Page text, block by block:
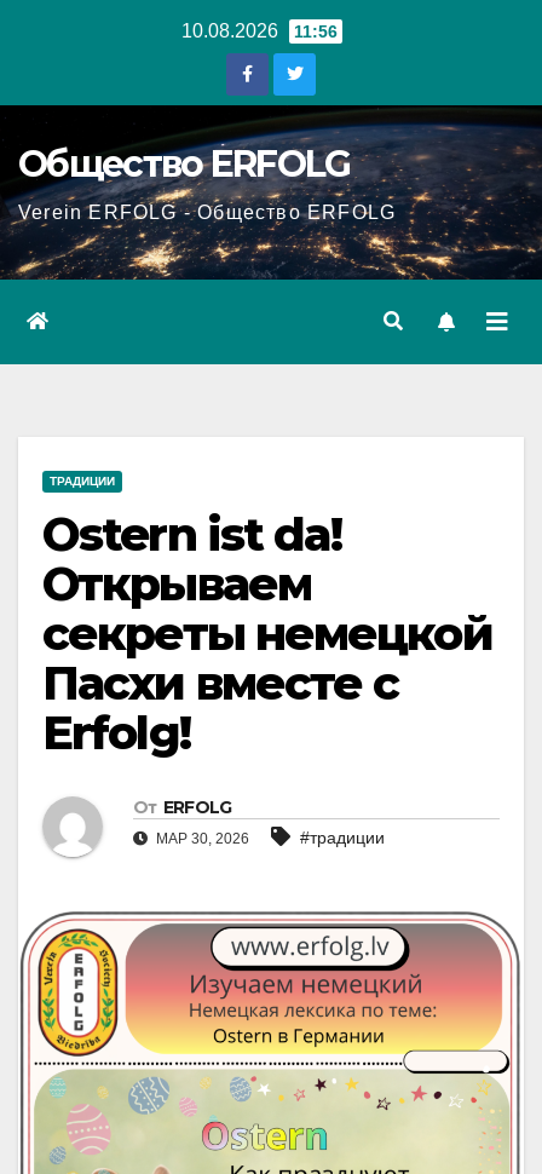
10.08.2026 11:56
Общество ERFOLG
Verein ERFOLG - Общество ERFOLG
ТРАДИЦИИ
Ostern ist da!
Открываем
секреты немецкой
Пасхи вместе с
Erfolg!
От ERFOLG
МАР 30, 2026 #традиции